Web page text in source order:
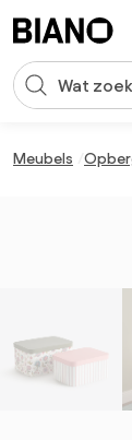
Zoekopdracht
Meubels